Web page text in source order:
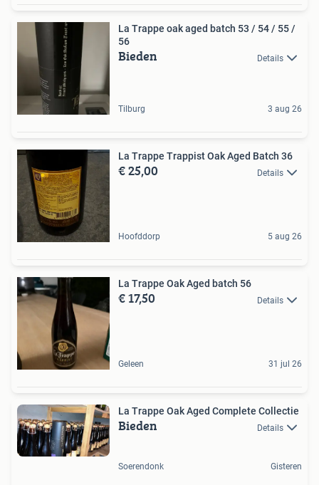
La Trappe oak aged batch 53 / 54 / 55 /
56
Bieden Details
Tilburg 3 aug 26
La Trappe Trappist Oak Aged Batch 36
€ 25,00 Details
Hoofddorp 5 aug 26
La Trappe Oak Aged batch 56
€ 17,50 Details
Geleen 31 jul 26
La Trappe Oak Aged Complete Collectie
Bieden Details
Soerendonk Gisteren